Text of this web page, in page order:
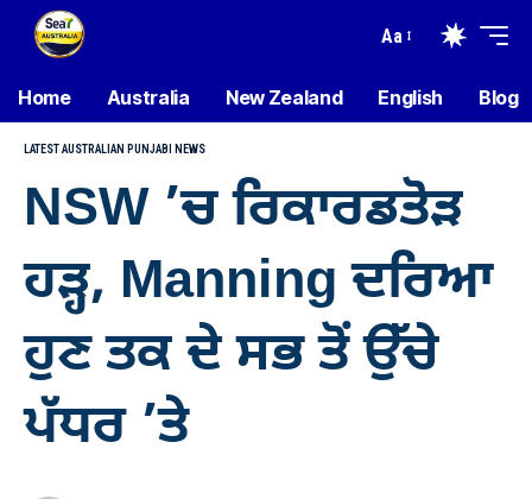
Aa
Home Australia New Zealand English Blog
LATEST AUSTRALIAN PUNJABI NEWS
NSW ’ਚ ਰਿਕਾਰਡਤੋੜ
ਹੜ੍ਹ, Manning ਦਰਿਆ
ਹੁਣ ਤਕ ਦੇ ਸਭ ਤੋਂ ਉੱਚੇ
ਪੱਧਰ ’ਤੇ